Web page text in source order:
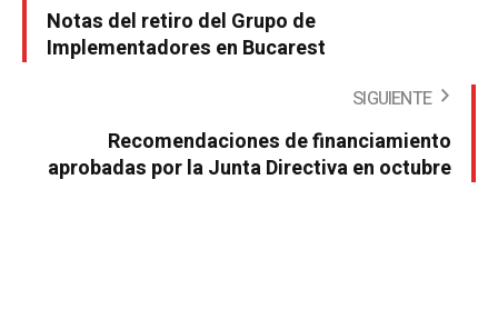
Notas del retiro del Grupo de
Implementadores en Bucarest
SIGUIENTE
Recomendaciones de financiamiento
aprobadas por la Junta Directiva en octubre